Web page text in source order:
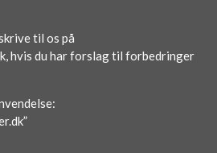
til os på
hvis du har forslag til forbedringer